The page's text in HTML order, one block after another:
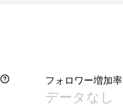
フォロワー増加率
データなし